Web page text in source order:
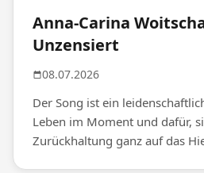
Anna-Carina
Unzensiert
08.07.2026
Der Song ist ein
Leben im Moment und dafür,
Zurückhaltung ganz auf das